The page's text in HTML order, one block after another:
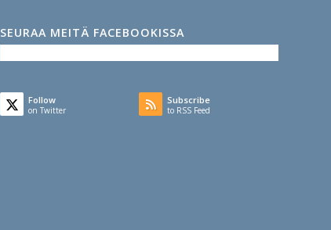
SEURAA MEITÄ FACEBOOKISSA
Follow
on Twitter
Subscribe
to RSS Feed